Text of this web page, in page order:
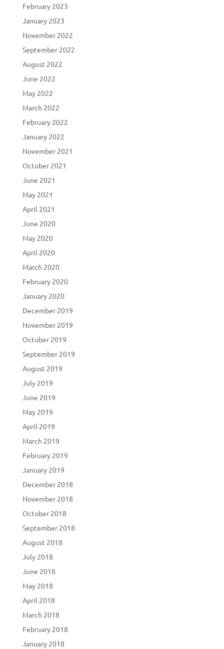
February 2023
January 2023
November 2022
September 2022
August 2022
June 2022
May 2022
March 2022
February 2022
January 2022
November 2021
October 2021
June 2021
May 2021
April 2021
June 2020
May 2020
April 2020
March 2020
February 2020
January 2020
December 2019
November 2019
October 2019
September 2019
August 2019
July 2019
June 2019
May 2019
April 2019
March 2019
February 2019
January 2019
December 2018
November 2018
October 2018
September 2018
August 2018
July 2018
June 2018
May 2018
April 2018
March 2018
February 2018
January 2018